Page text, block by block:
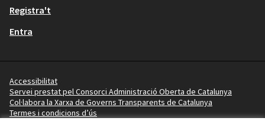
Registra't
Entra
Accessibilitat
Servei prestat pel Consorci Administració Oberta de Catalunya
Col·labora la Xarxa de Governs Transparents de Catalunya
Termes i condicions d’ús